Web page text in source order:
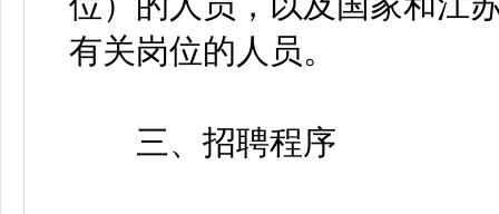
有关岗位的人员。
三、招聘程序